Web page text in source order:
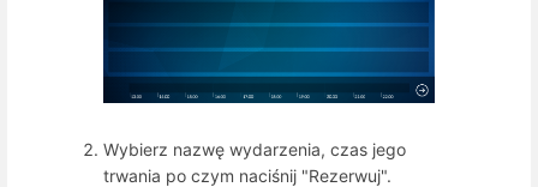
Wybierz nazwę wydarzenia, czas jego
trwania po czym naciśnij "Rezerwuj".